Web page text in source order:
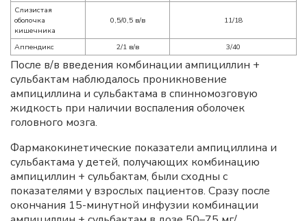
Слизистая
оболочка
кишечника
0,5/0,5 в/в 11/18
Аппендикс 2/1 в/в 3/40
После в/в введения комбинации ампициллин +
сульбактам наблюдалось проникновение
ампициллина и сульбактама в спинномозговую
жидкость при наличии воспаления оболочек
головного мозга.
Фармакокинетические показатели ампициллина и
сульбактама у детей, получающих комбинацию
ампициллин + сульбактам, были сходны с
показателями у взрослых пациентов. Сразу после
окончания 15-минутной инфузии комбинации